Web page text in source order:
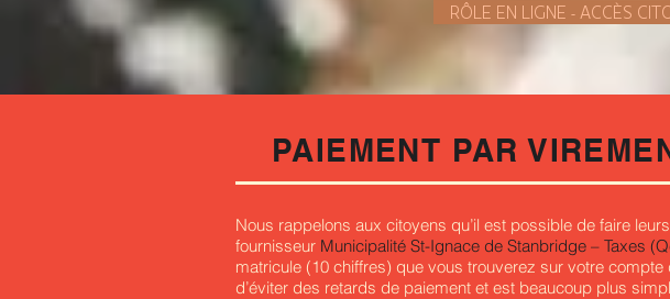
RÔLE EN LIGNE - ACCÈS
PAIEMENT PAR
Nous rappelons aux citoyens qu’il est possible de faire
fournisseur Municipalité St-Ignace de Stanbridge – Taxes
matricule (10 chiffres) que vous trouverez sur votre
d’éviter des retards de paiement et est beaucoup plus